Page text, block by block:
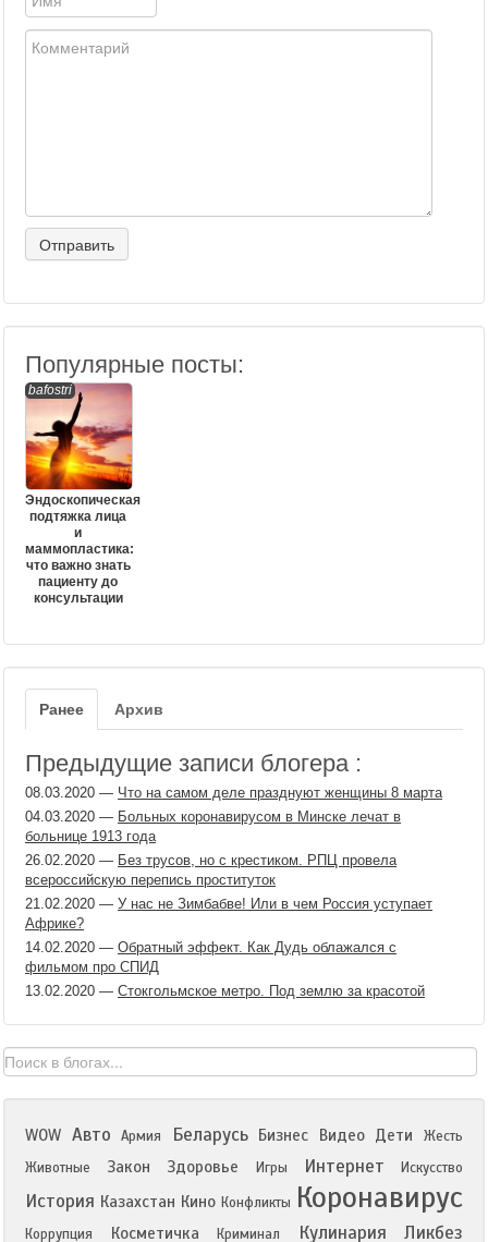
Популярные посты:
bafostri
Эндоскопическая
подтяжка лица
и
маммопластика:
что важно знать
пациенту до
консультации
Ранее Архив
Предыдущие записи блогера :
08.03.2020 — Что на самом деле празднуют женщины 8 марта
04.03.2020 — Больных коронавирусом в Минске лечат в
больнице 1913 года
26.02.2020 — Без трусов, но с крестиком. РПЦ провела
всероссийскую перепись проституток
21.02.2020 — У нас не Зимбабве! Или в чем Россия уступает
Африке?
14.02.2020 — Обратный эффект. Как Дудь облажался с
фильмом про СПИД
13.02.2020 — Стокгольмское метро. Под землю за красотой
WOW Авто Армия Беларусь Бизнес Видео Дети
Жесть
Животные
Закон Здоровье Игры Интернет Искусство
История Казахстан Кино Конфликты Коронавирус
Коррупция Косметичка Криминал Кулинария Ликбез